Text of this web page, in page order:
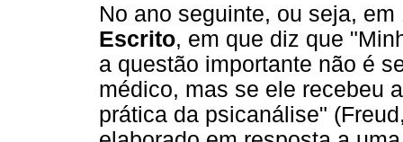
No ano seguinte, ou seja,
Escrito, em que diz que
a questão importante não é
médico, mas se ele recebeu
prática da psicanálise"